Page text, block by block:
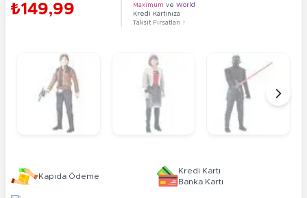
₺149,99
Maximum ve World
Kredi Kartınıza
Taksit Fırsatları !
Kapıda Ödeme
Kredi Kartı
Banka Kartı